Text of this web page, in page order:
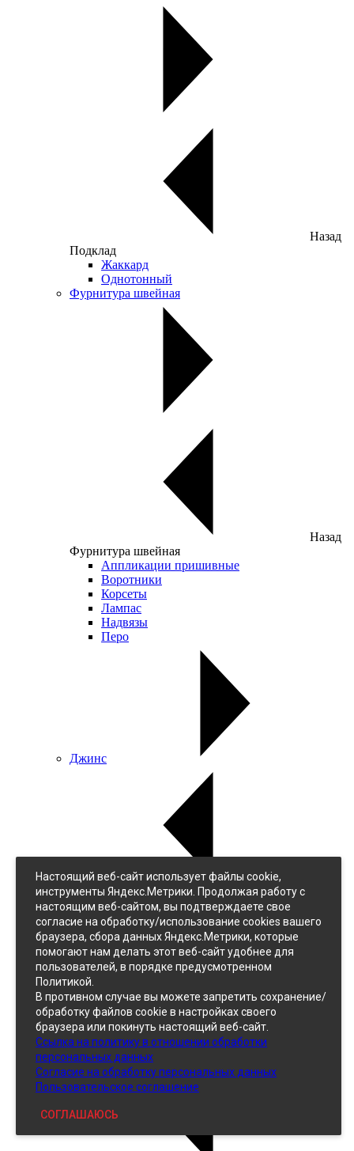
Назад
Подклад
Жаккард
Однотонный
Фурнитура швейная
Назад
Фурнитура швейная
Аппликации пришивные
Воротники
Корсеты
Лампас
Надвязы
Перо
Джинс
Джинс
Однотонный
Принтованный
Кожзам
Настоящий веб-сайт использует файлы cookie,
инструменты Яндекс.Метрики. Продолжая работу с
настоящим веб-сайтом, вы подтверждаете свое
согласие на обработку/использование cookies вашего
браузера, сбора данных Яндекс.Метрики, которые
помогают нам делать этот веб-сайт удобнее для
пользователей, в порядке предусмотренном
Политикой.
В противном случае вы можете запретить сохранение/
обработку файлов cookie в настройках своего
браузера или покинуть настоящий веб-сайт.
Ссылка на политику в отношении обработки
персональных данных
Согласие на обработку персональных данных
Пользовательское соглашение
СОГЛАШАЮСЬ